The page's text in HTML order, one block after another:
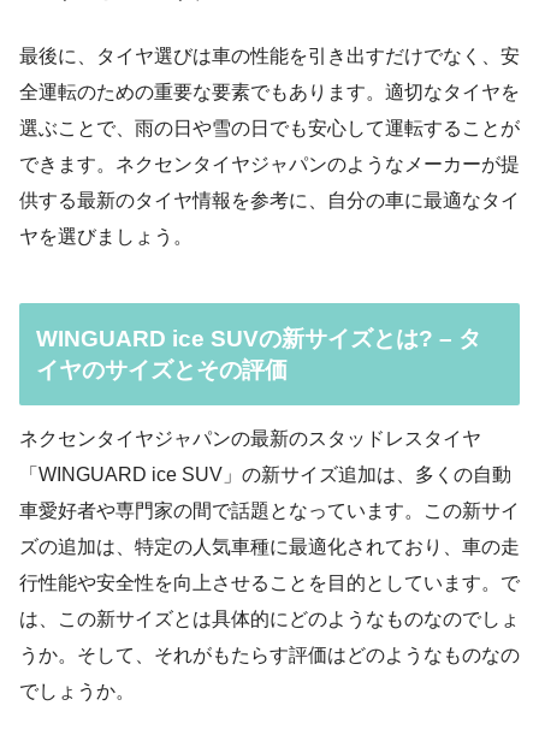
最後に、タイヤ選びは車の性能を引き出すだけでなく、安
全運転のための重要な要素でもあります。適切なタイヤを
選ぶことで、雨の日や雪の日でも安心して運転することが
できます。ネクセンタイヤジャパンのようなメーカーが提
供する最新のタイヤ情報を参考に、自分の車に最適なタイ
ヤを選びましょう。
WINGUARD ice SUVの新サイズとは? – タ
イヤのサイズとその評価
ネクセンタイヤジャパンの最新のスタッドレスタイヤ
「WINGUARD ice SUV」の新サイズ追加は、多くの自動
車愛好者や専門家の間で話題となっています。この新サイ
ズの追加は、特定の人気車種に最適化されており、車の走
行性能や安全性を向上させることを目的としています。で
は、この新サイズとは具体的にどのようなものなのでしょ
うか。そして、それがもたらす評価はどのようなものなの
でしょうか。